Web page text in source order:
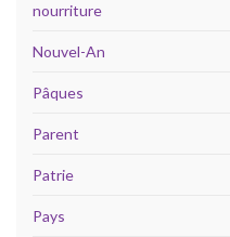
nourriture
Nouvel-An
Pâques
Parent
Patrie
Pays